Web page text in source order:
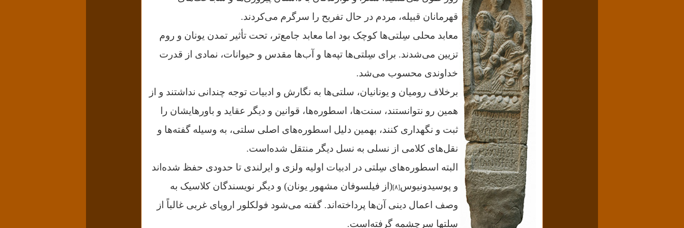
قهرمانان قبیله، مردم در حال تفریح را سرگرم می‌کردند.
معابد محلی سِلتی‌ها کوچک بود اما معابد جامع‌تر، تحت تأثیر تمدن یونان و روم
تزیین می‌شدند. برای سِلتی‌ها تپه‌ها و آب‌ها مقدس و حیوانات، نمادی از قدرت
خداوندی محسوب می‌شد.
برخلاف رومیان و یونانیان، سلتی‌ها به نگارش و ادبیات توجه چندانی نداشتند و از
همین رو نتوانستند، سنت‌ها، اسطوره‌ها، قوانین و دیگر عقاید و باورهایشان را
ثبت و نگهداری کنند، بهمین دلیل اسطوره‌های اصلی سلتی، به وسیله گفته‌ها و
نقل‌های کلامی از نسلی به نسل دیگر منتقل شده‌است.
البته اسطوره‌های سِلتی در ادبیات اولیه ولزی و ایرلندی تا حدودی حفظ شده‌اند
و پوسیدونیوس[۸]
(از فیلسوفان مشهور یونان) و دیگر نویسندگان کلاسیک به
وصف اعمال دینی آن‌ها پرداخته‌اند. گفته می‌شود فولکلور اروپای غربی غالباً از
سِلتها سرچشمه گرفته‌است.